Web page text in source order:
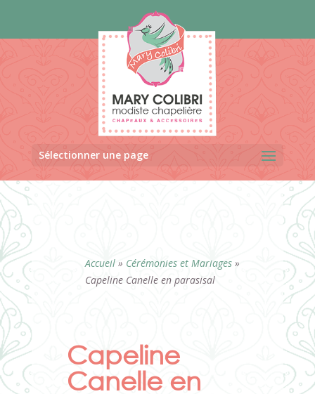
Sélectionner une page
Accueil» Cérémonies et Mariages»
Capeline Canelle en parasisal
Capeline
Canelle en